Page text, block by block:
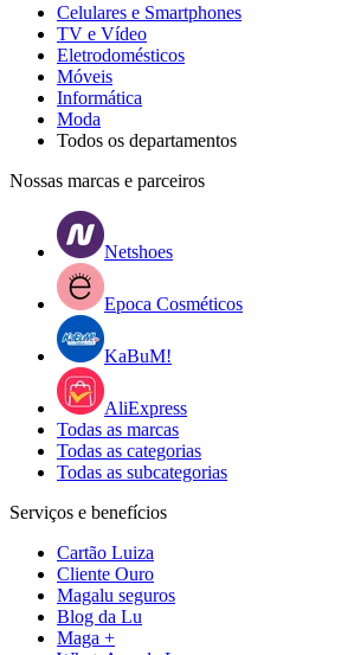
Celulares e Smartphones
TV e Vídeo
Eletrodomésticos
Móveis
Informática
Moda
Todos os departamentos
Nossas marcas e parceiros
Netshoes
Epoca Cosméticos
KaBuM!
AliExpress
Todas as marcas
Todas as categorias
Todas as subcategorias
Serviços e benefícios
Cartão Luiza
Cliente Ouro
Magalu seguros
Blog da Lu
Maga +